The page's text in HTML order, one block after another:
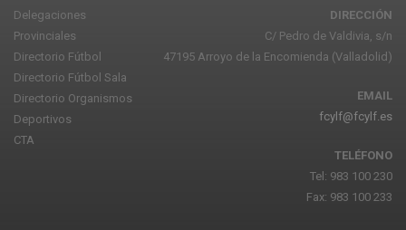
Delegaciones
Provinciales
Directorio Fútbol
Directorio Fútbol Sala
Directorio Organismos
Deportivos
CTA
DIRECCIÓN
C/ Pedro de Valdivia, s/n
47195 Arroyo de la Encomienda (Valladolid)
EMAIL
fcylf@fcylf.es
TELÉFONO
Tel: 983 100 230
Fax: 983 100 233